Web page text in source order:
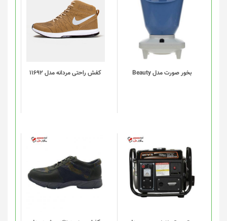
بخور صورت مدل Beauty کفش راحتی مردانه مدل 11692
محصول
دارای
انواع
مختلفی
گزینه
محصول
شوند